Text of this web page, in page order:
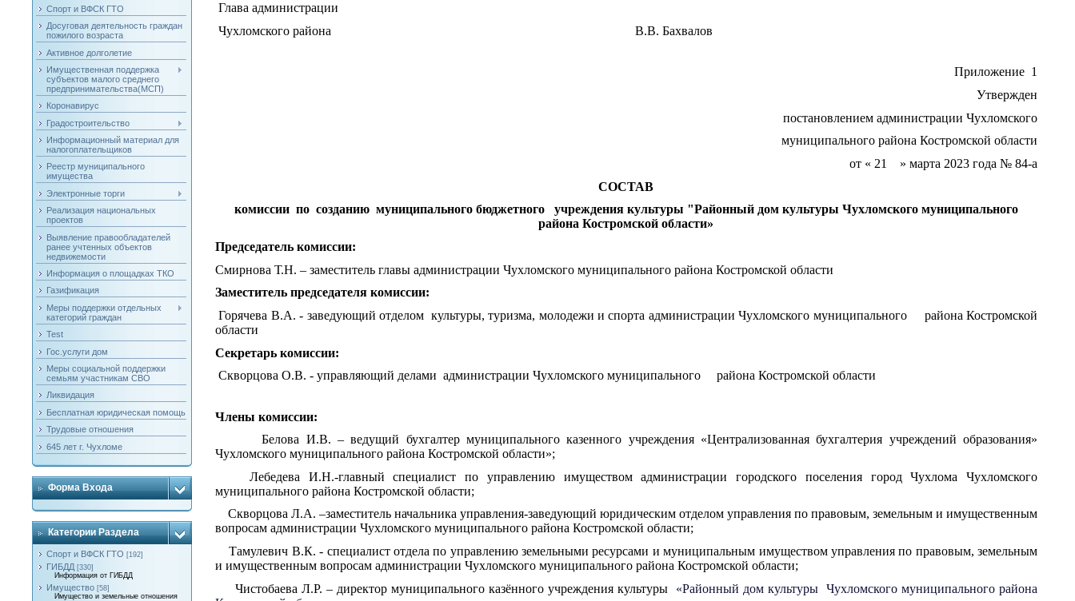
Спорт и ВФСК ГТО
Досуговая деятельность граждан
пожилого возраста
Активное долголетие
Имущественная поддержка
субъектов малого среднего
предпринимательства(МСП)
Коронавирус
Градостроительство
Информационный материал для
налогоплательщиков
Реестр муниципального
имущества
Электронные торги
Реализация национальных
проектов
Выявление правообладателей
ранее учтенных объектов
недвижемости
Информация о площадках ТКО
Газификация
Меры поддержки отдельных
категорий граждан
Test
Гос.услуги дом
Меры социальной поддержки
семьям участникам СВО
Ликвидация
Бесплатная юридическая помощь
Трудовые отношения
645 лет г. Чухломе
Форма Входа
Категории Раздела
Спорт и ВФСК ГТО [192]
ГИБДД [330]
Информация от ГИБДД
Имущество [58]
Имущество и земельные отношения
Глава администрации
Чухломского района В.В. Бахвалов
Приложение 1
Утвержден
постановлением администрации Чухломского
муниципального района Костромской области
от « 21 » марта 2023 года № 84-а
СОСТАВ
комиссии по созданию муниципального бюджетного учреждения культуры "Районный дом культуры Чухломского муниципального
района Костромской области»
Председатель комиссии:
Смирнова Т.Н. – заместитель главы администрации Чухломского муниципального района Костромской области
Заместитель председателя комиссии:
Горячева В.А. - заведующий отделом культуры, туризма, молодежи и спорта администрации Чухломского муниципального района Костромской
области
Секретарь комиссии:
Скворцова О.В. - управляющий делами администрации Чухломского муниципального района Костромской области
Члены комиссии:
Белова И.В. – ведущий бухгалтер муниципального казенного учреждения «Централизованная бухгалтерия учреждений образования»
Чухломского муниципального района Костромской области»;
Лебедева И.Н.-главный специалист по управлению имуществом администрации городского поселения город Чухлома Чухломского
муниципального района Костромской области;
Скворцова Л.А. –заместитель начальника управления-заведующий юридическим отделом управления по правовым, земельным и имущественным
вопросам администрации Чухломского муниципального района Костромской области;
Тамулевич В.К. - специалист отдела по управлению земельными ресурсами и муниципальным имуществом управления по правовым, земельным
и имущественным вопросам администрации Чухломского муниципального района Костромской области;
Чистобаева Л.Р. – директор муниципального казённого учреждения культуры«Районный дом культуры Чухломского муниципального района